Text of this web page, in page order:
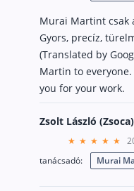
Murai Martint csak
Gyors, precíz,
(Translated by
Martin to
you for your work.
Zsolt László (Zsoca)
tanácsadó:
Murai